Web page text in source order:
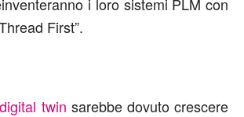
First”.
digital twin sarebbe dovuto crescere